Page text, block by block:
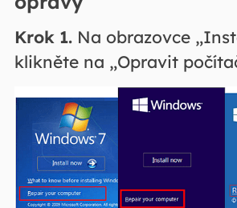
Krok 1.Na obrazovce
klikněte na „Opravit